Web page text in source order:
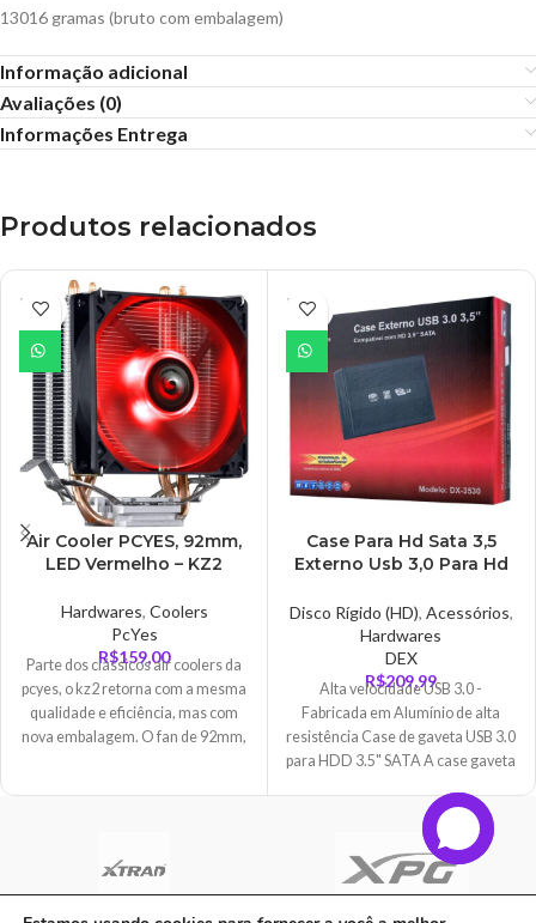
13016 gramas (bruto com embalagem)
Informação adicional
Avaliações (0)
Informações Entrega
Produtos relacionados
ESGO
TADO
Air Cooler PCYES, 92mm,
LED Vermelho – KZ2
Hardwares, Coolers
PcYes
R$159,00
Parte dos clássicos air coolers da
pcyes, o kz2 retorna com a mesma
qualidade e eficiência, mas com
nova embalagem. O fan de 92mm,
do calor absorvido entre suas
aletas, para que depois o fans
ESGO
TADO
Case Para Hd Sata 3,5
Externo Usb 3,0 Para Hd
Disco Rígido (HD), Acessórios,
Hardwares
DEX
R$209,99
Alta velocidade USB 3.0 -
Fabricada em Alumínio de alta
resistência Case de gaveta USB 3.0
para HDD 3.5" SATA A case gaveta
necessita de instalação (plug &
play) e oferece ao usuário alta
performance e velocidade de
transmissão. O corpo em alumínio